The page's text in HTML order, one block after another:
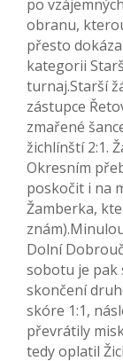
po
obranu,
přesto
kategorii
turnaj.Starší
zástupce
zmařené
žichlínští 2:1.
Okresním
poskočit i na
Žamberka,
Dolní
sobotu je pak
skončení
skóre 1:1,
převrátily
tedy oplatil